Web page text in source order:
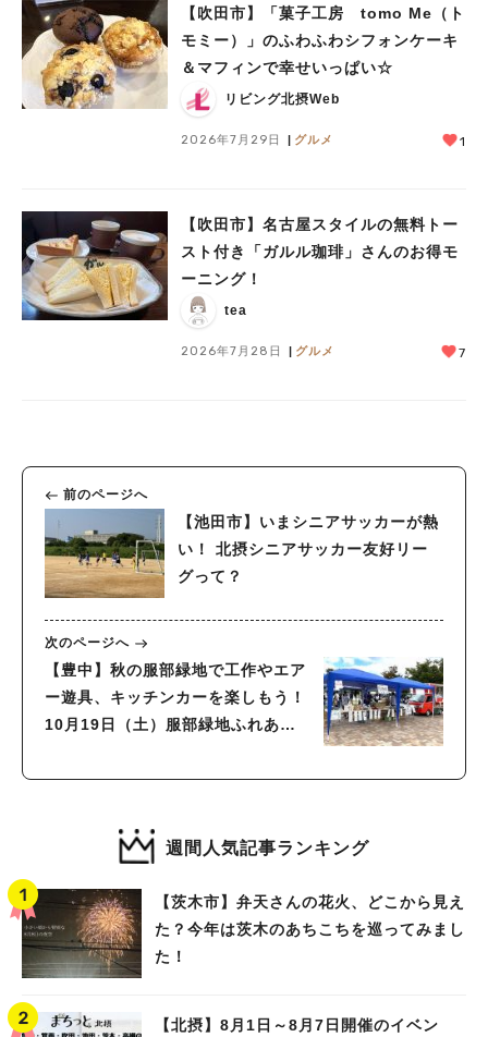
【吹田市】「菓子工房 tomo Me（ト
モミー）」のふわふわシフォンケーキ
＆マフィンで幸せいっぱい☆
リビング北摂Web
2026年7月29日 グルメ 1
【吹田市】名古屋スタイルの無料トー
スト付き「ガルル珈琲」さんのお得モ
ーニング！
tea
2026年7月28日 グルメ 7
前のページへ
【池田市】いまシニアサッカーが熱
い！ 北摂シニアサッカー友好リー
グって？
次のページへ
【豊中】秋の服部緑地で工作やエア
ー遊具、キッチンカーを楽しもう！
10月19日（土）服部緑地ふれあい
週間人気記事ランキング
【茨木市】弁天さんの花火、どこから見え
た？今年は茨木のあちこちを巡ってみまし
た！
【北摂】8月1日～8月7日開催のイベン